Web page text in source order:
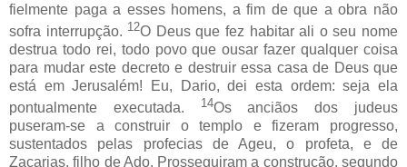
fielmente paga a esses homens, a fim de que a obra não
sofra interrupção. 12O Deus que fez habitar ali o seu nome
destrua todo rei, todo povo que ousar fazer qualquer coisa
para mudar este decreto e destruir essa casa de Deus que
está em Jerusalém! Eu, Dario, dei esta ordem: seja ela
pontualmente executada.
14Os anciãos dos judeus
puseram-se a construir o templo e fizeram progresso,
sustentados pelas profecias de Ageu, o profeta, e de
Zacarias, filho de Ado. Prosseguiram a construção, segundo